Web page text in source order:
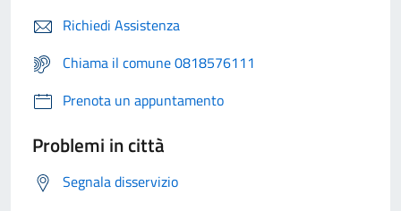
Richiedi Assistenza
Chiama il comune 0818576111
Prenota un appuntamento
Problemi in città
Segnala disservizio